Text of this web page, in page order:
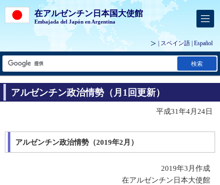
在アルゼンチン日本国大使館
Embajada del Japón en Argentina
| スペイン語 | Español
検索
アルゼンチン政治情勢（月1回更新）
平成31年4月24日
アルゼンチン政治情勢（2019年2月）
2019年3月作成
在アルゼンチン日本大使館